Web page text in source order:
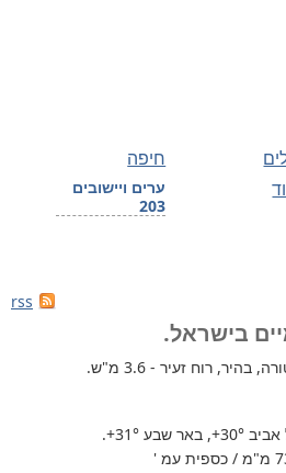
חיפה
ערים ויישובים
203
rss
בישראל.
בהיר, רוח זעיר - 3.6 מ"ש.
אביב +30°, באר שבע +31°
.